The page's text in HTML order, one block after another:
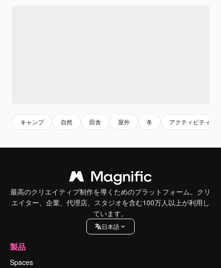
キャンプ 自然 田舎 屋外 冬 アクティビティ
最高のクリエイティブ制作を導くためのプラットフォーム。クリ
エイター、企業、代理店、スタジオを含む100万人以上が利用し
ています。
日本語
製品
Spaces